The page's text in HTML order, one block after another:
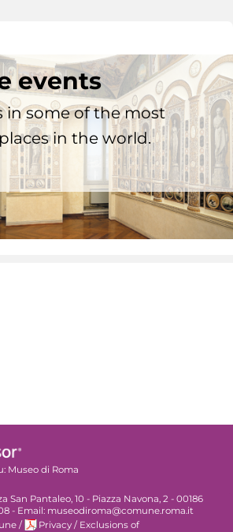
events
in some of the most
in the world.
Museo di Roma
San Pantaleo, 10 - Piazza Navona, 2 - 00186
- Email: museodiroma@comune.roma.it
/ Privacy / Exclusions of